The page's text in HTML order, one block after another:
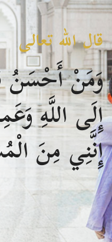
قال الله تعالى
وَمَنْ أَحْسَنُ
إِلَى اللَّهِ
إِنَّنِي مِنَ